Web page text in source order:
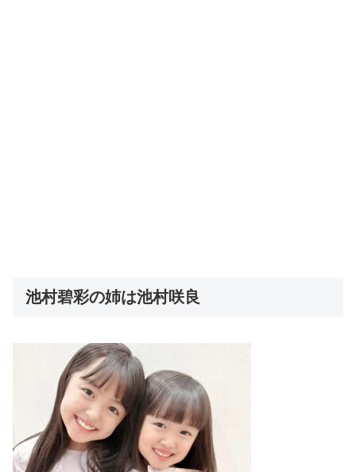
池村碧彩の姉は池村咲良